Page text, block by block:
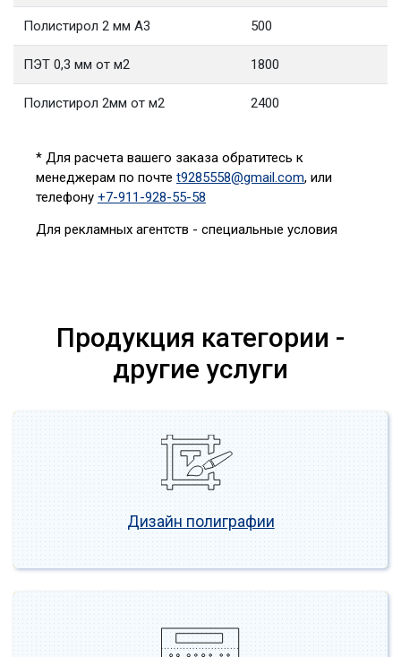
Полистирол 2 мм А3 500
ПЭТ 0,3 мм от м2 1800
Полистирол 2мм от м2 2400
* Для расчета вашего заказа обратитесь к
менеджерам по почте t9285558@gmail.com, или
телефону +7-911-928-55-58
Для рекламных агентств - специальные условия
Продукция категории -
другие услуги
Дизайн полиграфии